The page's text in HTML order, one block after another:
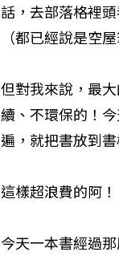
話，去部落格裡
（都已經說是空
但對我來說，最
續、不環保的！
遍，就把書放到
這樣超浪費的阿！
今天一本書經過